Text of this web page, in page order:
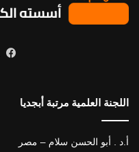
اللجنة العلمية مرتبة أبجديا
أ.د . أبو الحسن سلام – مصر